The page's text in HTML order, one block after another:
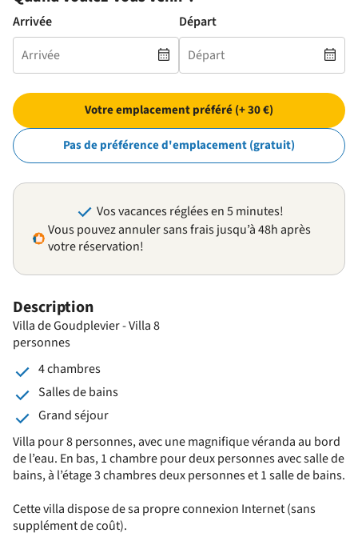
Description
Villa de Goudplevier - Villa 8
personnes
4 chambres
Salles de bains
Grand séjour
Villa pour 8 personnes, avec une magnifique véranda au bord
de l’eau. En bas, 1 chambre pour deux personnes avec salle de
bains, à l’étage 3 chambres deux personnes et 1 salle de bains.
Cette villa dispose de sa propre connexion Internet (sans
supplément de coût).
Arrivée Départ
Votre emplacement préféré (+ 30 €)
Pas de préférence d'emplacement (gratuit)
Vos vacances réglées en 5 minutes!
Vous pouvez annuler sans frais jusqu’à 48h après
votre réservation!